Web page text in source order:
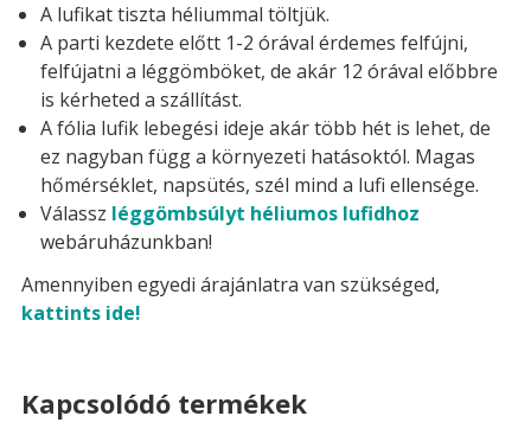
A lufikat tiszta héliummal töltjük.
A parti kezdete előtt 1-2 órával érdemes felfújni,
felfújatni a léggömböket, de akár 12 órával előbbre
is kérheted a szállítást.
A fólia lufik lebegési ideje akár több hét is lehet, de
ez nagyban függ a környezeti hatásoktól. Magas
hőmérséklet, napsütés, szél mind a lufi ellensége.
Válassz léggömbsúlyt héliumos lufidhoz
webáruházunkban!
Amennyiben egyedi árajánlatra van szükséged,
kattints ide!
Kapcsolódó termékek